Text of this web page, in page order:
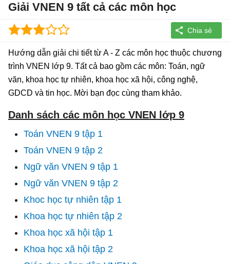
Giải VNEN 9 tất cả các môn học
Hướng dẫn giải chi tiết từ A - Z các môn học thuộc chương
trình VNEN lớp 9. Tất cả bao gồm các môn: Toán, ngữ
văn, khoa học tự nhiên, khoa học xã hội, công nghệ,
GDCD và tin học. Mời bạn đọc cùng tham khảo.
Danh sách các môn học VNEN lớp 9
Toán VNEN 9 tập 1
Toán VNEN 9 tập 2
Ngữ văn VNEN 9 tập 1
Ngữ văn VNEN 9 tập 2
Khoc học tự nhiên tập 1
Khoa học tự nhiên tập 2
Khoa học xã hội tập 1
Khoa học xã hội tập 2